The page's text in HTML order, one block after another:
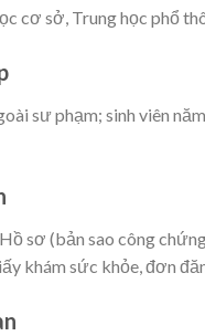
cơ sở, Trung học phổ
sư phạm; sinh viên
sơ (bản sao công
khám sức khỏe, đơn